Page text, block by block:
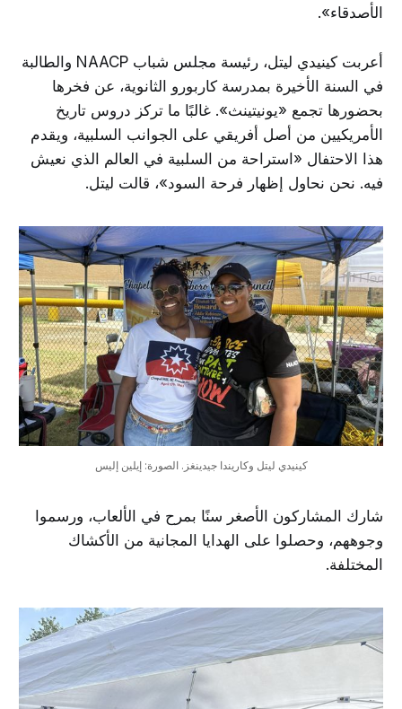
الأصدقاء».
أعربت كينيدي ليتل، رئيسة مجلس شباب NAACP والطالبة
في السنة الأخيرة بمدرسة كاربورو الثانوية، عن فخرها
بحضورها تجمع «يونيتينث». غالبًا ما تركز دروس تاريخ
الأمريكيين من أصل أفريقي على الجوانب السلبية، ويقدم
هذا الاحتفال «استراحة من السلبية في العالم الذي نعيش
فيه. نحن نحاول إظهار فرحة السود»، قالت ليتل.
كينيدي ليتل وكاريندا جيدينغز. الصورة: إيلين إليس
شارك المشاركون الأصغر سنًا بمرح في الألعاب، ورسموا
وجوههم، وحصلوا على الهدايا المجانية من الأكشاك
المختلفة.